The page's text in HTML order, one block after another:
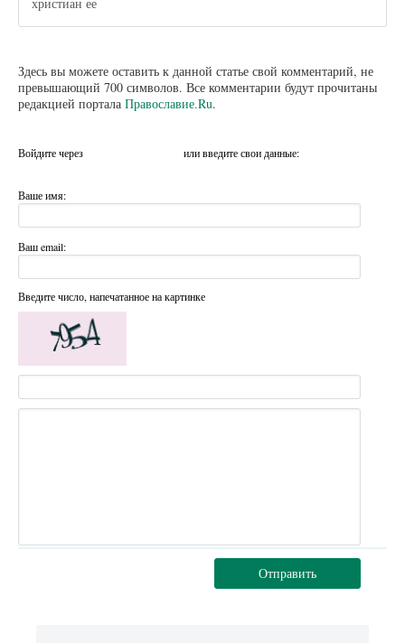
Здесь вы можете оставить к данной статье свой комментарий, не
превышающий 700 символов. Все комментарии будут прочитаны
редакцией портала Православие.Ru.
Войдите через или введите свои данные:
Ваше имя:
Ваш email:
Введите число, напечатанное на картинке
Отправить